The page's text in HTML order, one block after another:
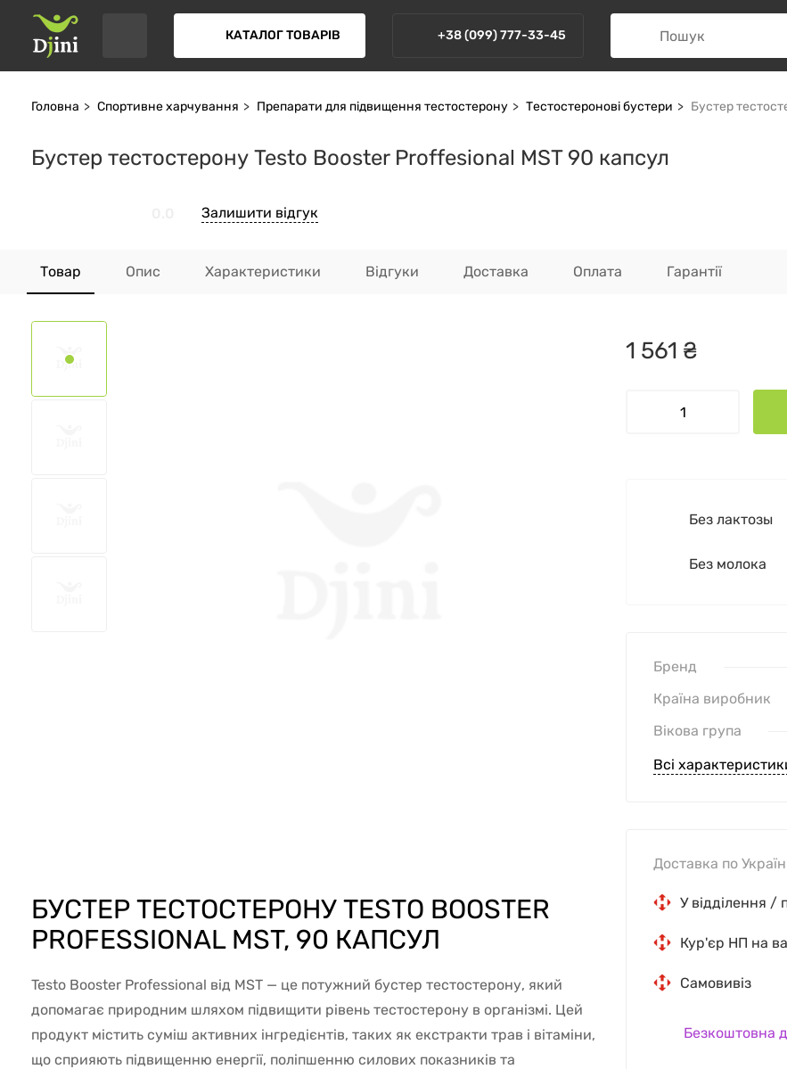
КАТАЛОГ ТОВАРІВ +38 (099) 777-33-45
Головна Спортивне харчування Препарати для підвищення тестостерону Тестостеронові бустери Бустер
Бустер тестостерону Testo Booster Proffesional MST 90 капсул
Залишити відгук
Товар Опис Характеристики Відгуки Доставка Оплата Гарантії
БУСТЕР ТЕСТОСТЕРОНУ TESTO BOOSTER
PROFESSIONAL MST, 90 КАПСУЛ
Testo Booster Professional від MST — це потужний бустер тестостерону, який
допомагає природним шляхом підвищити рівень тестостерону в організмі. Цей
продукт містить суміш активних інгредієнтів, таких як екстракти трав і вітаміни,
що сприяють підвищенню енергії, поліпшенню силових показників та
1 561 ₴
Без лактозы
Без молока
Доставка по
У відділення /
Кур'єр НП на
Самовивіз
Безкоштовна
Бренд
Країна виробник
Вікова група
Всі